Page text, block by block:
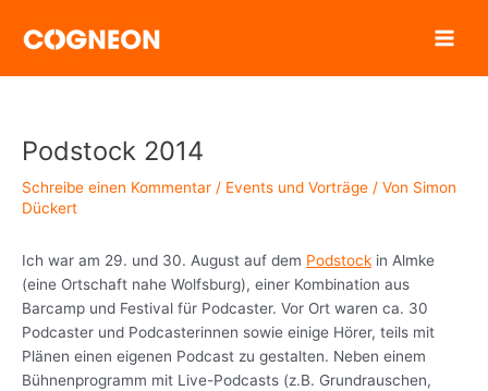
Inhalt
Podstock 2014
Schreibe einen Kommentar / Events und Vorträge / Von Simon
Dückert
Ich war am 29. und 30. August auf dem Podstock in Almke
(eine Ortschaft nahe Wolfsburg), einer Kombination aus
Barcamp und Festival für Podcaster. Vor Ort waren ca. 30
Podcaster und Podcasterinnen sowie einige Hörer, teils mit
Plänen einen eigenen Podcast zu gestalten. Neben einem
Bühnenprogramm mit Live-Podcasts (z.B. Grundrauschen,